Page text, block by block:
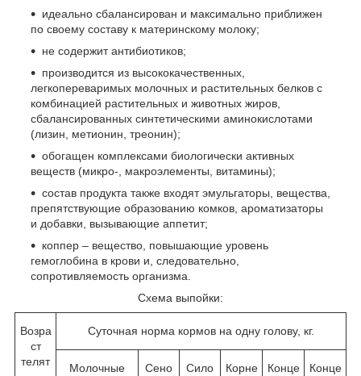
идеально сбалансирован и максимально приближен
по своему составу к материнскому молоку;
не содержит антибиотиков;
производится из высококачественных,
легкопереваримых молочных и растительных белков с
комбинацией растительных и животных жиров,
сбалансированных синтетическими аминокислотами
(лизин, метионин, треонин);
обогащен комплексами биологически активных
веществ (микро-, макроэлементы, витамины);
состав продукта также входят эмульгаторы, вещества,
препятствующие образованию комков, ароматизаторы
и добавки, вызывающие аппетит;
коппер – вещество, повышающие уровень
гемоглобина в крови и, следовательно,
сопротивляемость организма.
Схема выпойки:
Возра
ст
телят
Суточная норма кормов на одну голову, кг.
Молочные
Сено
Сило
Корне
Конце
Конце